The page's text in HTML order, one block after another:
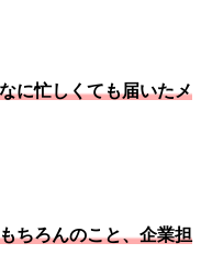
に忙しくても届いたメ
ちろんのこと、企業担